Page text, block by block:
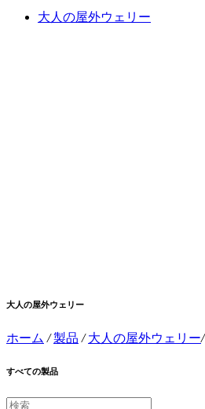
大人の屋外ウェリー
大人の屋外ウェリー
ホーム /製品 / 大人の屋外ウェリー/
すべての製品